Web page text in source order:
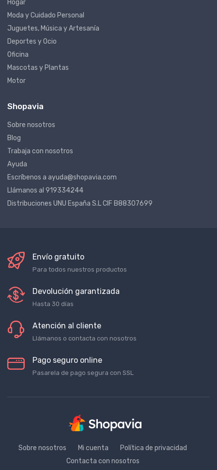
Hogar
Moda y Cuidado Personal
Juguetes, Música y Artesanía
Deportes y Ocio
Oficina
Mascotas y Plantas
Motor
Shopavia
Sobre nosotros
Blog
Trabaja con nosotros
Ayuda
Escríbenos a ayuda@shopavia.com
Llámanos al 919334244
Distribuciones UNU España S.L CIF B88307699
Envío gratuito
Para todos nuestros productos
Devolución garantizada
Hasta 30 días
Atención al cliente
Llámanos o contacta con nosotros
Pago seguro online
Pasarela de pago segura con SSL
Sobre nosotros Mi cuenta
Política de privacidad
Contacta con nosotros